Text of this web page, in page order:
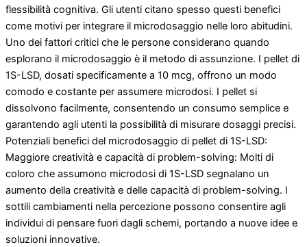
flessibilità cognitiva. Gli utenti citano spesso questi benefici
come motivi per integrare il microdosaggio nelle loro abitudini.
Uno dei fattori critici che le persone considerano quando
esplorano il microdosaggio è il metodo di assunzione. I pellet di
1S-LSD, dosati specificamente a 10 mcg, offrono un modo
comodo e costante per assumere microdosi. I pellet si
dissolvono facilmente, consentendo un consumo semplice e
garantendo agli utenti la possibilità di misurare dosaggi precisi.
Potenziali benefici del microdosaggio di pellet di 1S-LSD:
Maggiore creatività e capacità di problem-solving: Molti di
coloro che assumono microdosi di 1S-LSD segnalano un
aumento della creatività e delle capacità di problem-solving. I
sottili cambiamenti nella percezione possono consentire agli
individui di pensare fuori dagli schemi, portando a nuove idee e
soluzioni innovative.